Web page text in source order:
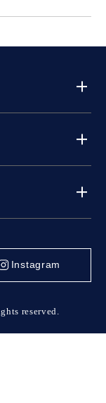
Instagram
reserved.